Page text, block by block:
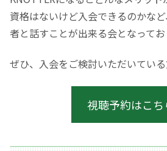
資格はないけど入会できるのかな
者と話すことが出来る会となってお
ぜひ、入会をご検討いただいてい
視聴予約はこち